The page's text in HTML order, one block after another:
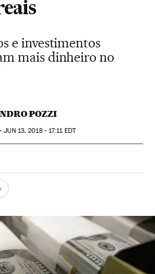
e investimentos
mais dinheiro no
POZZI
-JUN13, 2018 - 17:11EDT
Redes Sociales